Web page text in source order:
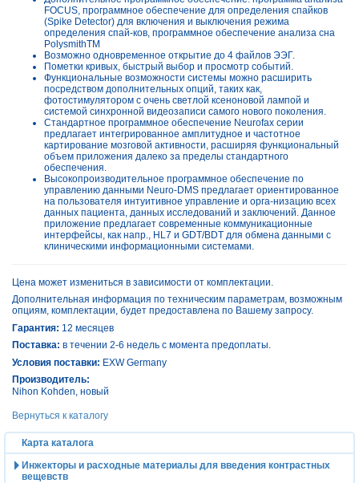
FOCUS, программное обеспечение для определения спайков
(Spike Detector) для включения и выключения режима
определения спай-ков, программное обеспечение анализа сна
PolysmithTM
Возможно одновременное открытие до 4 файлов ЭЭГ.
Пометки кривых, быстрый выбор и просмотр событий.
Функциональные возможности системы можно расширить
посредством дополнительных опций, таких как,
фотостимулятором с очень светлой ксеноновой лампой и
системой синхронной видеозаписи самого нового поколения.
Стандартное программное обеспечение Neurofax серии
предлагает интегрированное амплитудное и частотное
картирование мозговой активности, расширяя функциональный
объем приложения далеко за пределы стандартного
обеспечения.
Высокопроизводительное программное обеспечение по
управлению данными Neuro-DMS предлагает ориентированное
на пользователя интуитивное управление и орга-низацию всех
данных пациента, данных исследований и заключений. Данное
приложение предлагает современные коммуникационные
интерфейсы, как напр., HL7 и GDT/BDT для обмена данными с
клиническими информационными системами.
Цена может измениться в зависимости от комплектации.
Дополнительная информация по техническим параметрам, возможным
опциям, комплектации, будет предоставлена по Вашему запросу.
Гарантия: 12 месяцев
Поставка: в течении 2-6 недель с момента предоплаты.
Условия поставки: EXW Germany
Производитель:
Nihon Kohden, новый
Вернуться к каталогу
Карта каталога
Инжекторы и расходные материалы для введения контрастных
вещевств